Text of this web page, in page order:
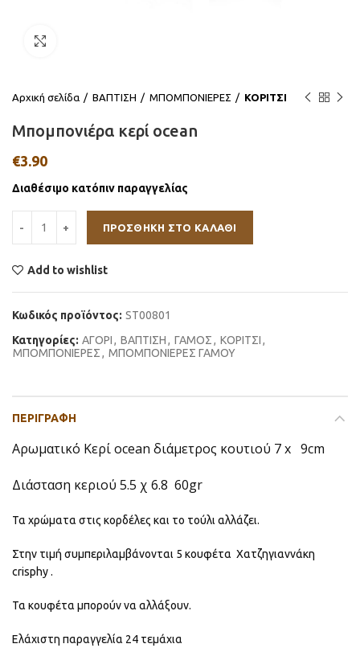
Αρχική σελίδα ΒΑΠΤΙΣΗ ΜΠΟΜΠΟΝΙΕΡΕΣ ΚΟΡΙΤΣΙ
Μπομπονιέρα κερί ocean
€3.90
Διαθέσιμο κατόπιν παραγγελίας
ΠΡΟΣΘΉΚΗ ΣΤΟ ΚΑΛΆΘΙ
Add to wishlist
Κωδικός προϊόντος: ST00801
Κατηγορίες: ΑΓΟΡΙ, ΒΑΠΤΙΣΗ, ΓΑΜΟΣ, ΚΟΡΙΤΣΙ,
ΜΠΟΜΠΟΝΙΕΡΕΣ, ΜΠΟΜΠΟΝΙΕΡΕΣ ΓΑΜΟΥ
ΠΕΡΙΓΡΑΦΉ
Αρωματικό Κερί ocean διάμετρος κουτιού 7 x 9cm
Διάσταση κεριού 5.5 χ 6.8 60gr
Τα χρώματα στις κορδέλες και το τούλι αλλάζει.
Στην τιμή συμπεριλαμβάνονται 5 κουφέτα Χατζηγιαννάκη
crisphy .
Τα κουφέτα μπορούν να αλλάξουν.
Ελάχιστη παραγγελία 24 τεμάχια